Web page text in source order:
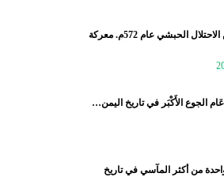
تحرير اليمن من الاحتلال الحبشي عام 572م. معركة
من أكثر المآسي في تاريخ